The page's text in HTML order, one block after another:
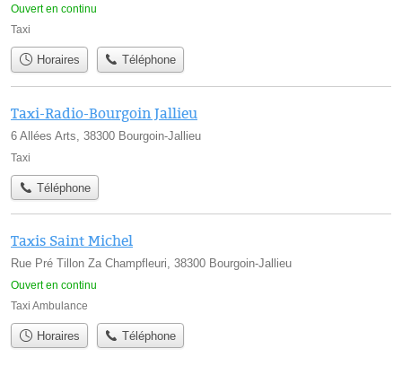
Ouvert en continu
Taxi
Horaires Téléphone
Taxi-Radio-Bourgoin Jallieu
6 Allées Arts, 38300 Bourgoin-Jallieu
Taxi
Téléphone
Taxis Saint Michel
Rue Pré Tillon Za Champfleuri, 38300 Bourgoin-Jallieu
Ouvert en continu
Taxi Ambulance
Horaires Téléphone